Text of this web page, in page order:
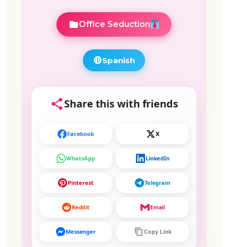
Office Seduction
Spanish
Share this with friends
Facebook X
WhatsApp LinkedIn
Pinterest Telegram
Reddit Email
Messenger Copy Link